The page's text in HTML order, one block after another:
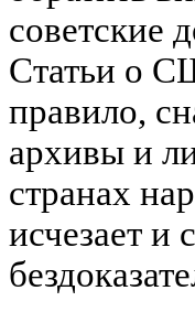
советские
Статьи о
правило,
архивы и
странах
исчезает и